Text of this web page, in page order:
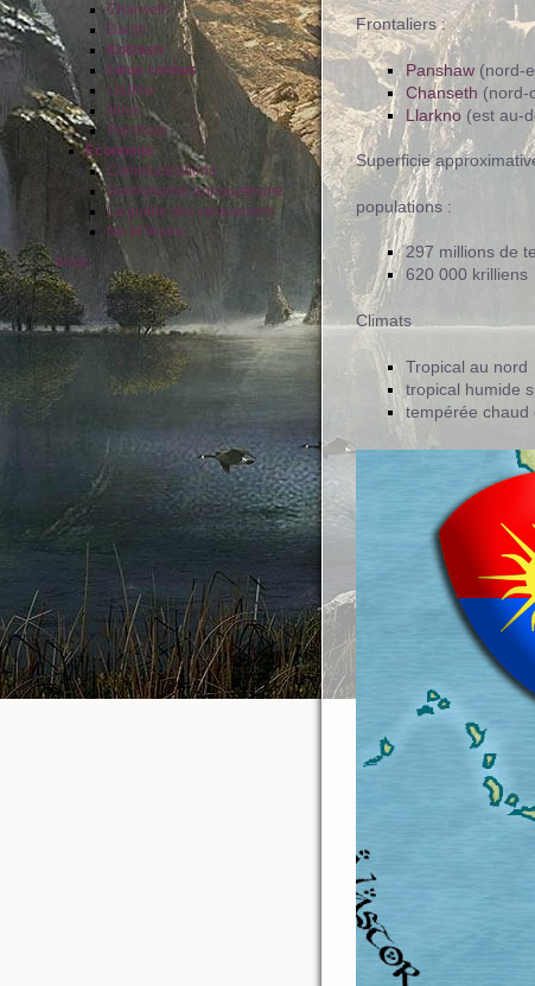
Chanseth
Darsh
Kotzash
Lieux connus
Llarkno
Nihel
Panshaw
Économie
Communications
Gastronomie annouvéenne
La guilde des caravaniers
Na-M'Arabu
book
Frontaliers :
Panshaw (nord-
Chanseth (nord-
Llarkno (est au-
Superficie
populations :
297 millions de
620 000 krilliens
Climats
Tropical au nord
tropical humide
tempérée chaud